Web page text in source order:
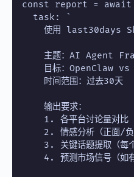
const report = await
  task: `
使用 last30days
主题：AI Agent
目标：OpenClaw
    时间范围：过去30天
    输出要求：
1. 各平台讨论量对比（
2. 情感分析（正面/负
3. 关键话题提取（每
4. 预测市场信号（如